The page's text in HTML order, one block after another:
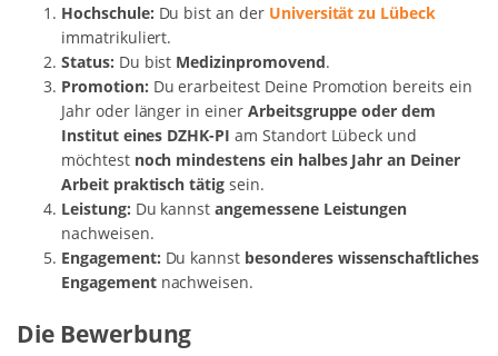
Hochschule: Du bist an der Universität zu Lübeck
immatrikuliert.
Status: Du bist Medizinpromovend.
Promotion: Du erarbeitest Deine Promotion bereits ein
Jahr oder länger in einer Arbeitsgruppe oder dem
Institut eines DZHK-PI am Standort Lübeck und
möchtest noch mindestens ein halbes Jahr an Deiner
Arbeit praktisch tätig sein.
Leistung: Du kannstangemessene Leistungen
nachweisen.
Engagement: Du kannst besonderes wissenschaftliches
Engagementnachweisen.
Die Bewerbung